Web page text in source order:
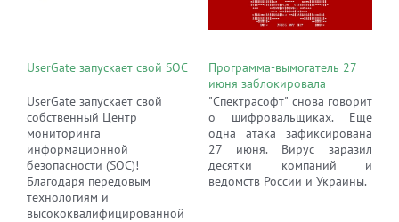
UserGate запускает свой SOC
UserGate запускает свой
собственный Центр
мониторинга
информационной
безопасности (SOC)!
Благодаря передовым
технологиям и
высококвалифицированной
Программа-вымогатель 27
июня заблокировала
компьютеры и зашифровала
файлы в десятках компаний
по всему миру
"Спектрасофт" снова говорит
о шифровальщиках. Еще
одна атака зафиксирована
27 июня. Вирус заразил
десятки компаний и
ведомств России и Украины.